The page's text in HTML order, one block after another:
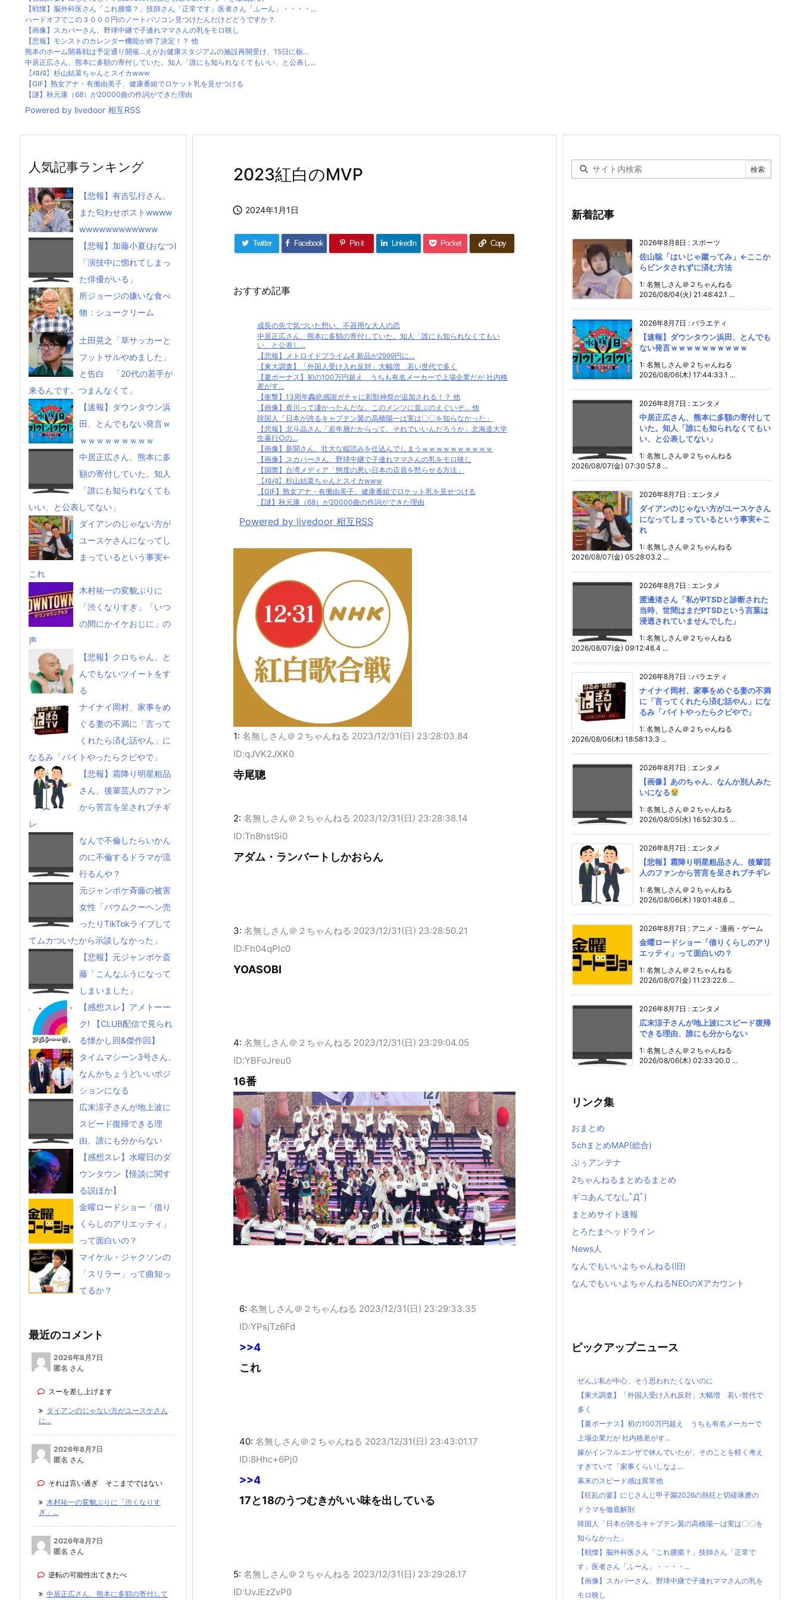
【戦慄】脳外科医さん「これ腫瘍？」技師さん「正常です」医者さん「ふーん」・・・・...
ハードオフでこの３０００円のノートパソコン見つけたんだけどどうですか？
【画像】スカパーさん、野球中継で子連れママさんの乳をモロ映し
【悲報】モンストのカレンダー機能が終了決定！？ 他
熊本のホーム開幕戦は予定通り開催…えがお健康スタジアムの施設再開受け、15日に栃...
中居正広さん、熊本に多額の寄付していた。知人「誰にも知られなくてもいい、と公表し...
【ﾒﾛﾒﾛ】杉山結菜ちゃんとスイカwww
【GIF】熟女アナ・有働由美子、健康番組でロケット乳を見せつける
【謎】秋元康（68）が20000曲の作詞ができた理由
Powered by livedoor 相互RSS
2023紅白のMVP
 2024年1月1日
Twitter Facebook Pin it LinkedIn Pocket Copy
おすすめ記事
成長の先で気づいた想い、不器用な大人の恋
中居正広さん、熊本に多額の寄付していた。知人「誰にも知られなくてもい
い、と公表し...
【悲報】メトロイドプライム4 新品が2999円に…
【東大調査】「外国人受け入れ反対」大幅増 若い世代で多く
【夏ボーナス】初の100万円超え うちも有名メーカーで上場企業だが 社内格
差がす...
【衝撃】13周年轟絶感謝ガチャに彩獣神祭が追加される！？ 他
【画像】香川って凄かったんだな。このメンツに並ぶのえぐいぞ… 他
韓国人「日本が誇るキャプテン翼の高橋陽一は実は〇〇を知らなかった」
【悲報】北斗晶さん「若年層だからって、それでいいんだろうか」北海道大学
生暴行○の...
【画像】新聞さん、壮大な縦読みを仕込んでしまうｗｗｗｗｗｗｗｗｗｗ
【画像】スカパーさん、野球中継で子連れママさんの乳をモロ映し
【国際】台湾メディア「態度の悪い日本の店員を黙らせる方法」
【ﾒﾛﾒﾛ】杉山結菜ちゃんとスイカwww
【GIF】熟女アナ・有働由美子、健康番組でロケット乳を見せつける
【謎】秋元康（68）が20000曲の作詞ができた理由
Powered by livedoor 相互RSS
1: 名無しさん＠２ちゃんねる 2023/12/31(日) 23:28:03.84
ID:qJVK2JXK0
寺尾聰
2: 名無しさん＠２ちゃんねる 2023/12/31(日) 23:28:38.14
ID:Tn8hstSi0
アダム・ランバートしかおらん
3: 名無しさん＠２ちゃんねる 2023/12/31(日) 23:28:50.21
ID:Fh04qPlc0
YOASOBI
4: 名無しさん＠２ちゃんねる 2023/12/31(日) 23:29:04.05
ID:YBFoJreu0
16番
6: 名無しさん＠２ちゃんねる 2023/12/31(日) 23:29:33.35
ID:YPsjTz6Fd
>>4
これ
40: 名無しさん＠２ちゃんねる 2023/12/31(日) 23:43:01.17
ID:8Hhc+6Pj0
>>4
17と18のうつむきがいい味を出している
5: 名無しさん＠２ちゃんねる 2023/12/31(日) 23:29:28.17
ID:UvJEzZvP0
人気記事ランキング
【悲報】有吉弘行さん、
また匂わせポストwwww
wwwwwwwwwwww
【悲報】加藤小夏(おなつ)
「演技中に惚れてしまっ
た俳優がいる」
所ジョージの嫌いな食べ
物：シュークリーム
土田晃之「草サッカーと
フットサルやめました」
と告白 「20代の若手が
来るんです。つまんなくて」
【速報】ダウンタウン浜
田、とんでもない発言ｗ
ｗｗｗｗｗｗｗｗｗ
中居正広さん、熊本に多
額の寄付していた。知人
「誰にも知られなくても
いい、と公表してない」
ダイアンのじゃない方が
ユースケさんになってし
まっているという事実←
これ
木村祐一の変貌ぶりに
「渋くなりすぎ」「いつ
の間にかイケおじに」の
声
【悲報】クロちゃん、と
んでもないツイートをす
る
ナイナイ岡村、家事をめ
ぐる妻の不満に「言って
くれたら済む話やん」に
なるみ「バイトやったらクビやで」
【悲報】霜降り明星粗品
さん、後輩芸人のファン
から苦言を呈されブチギ
レ
なんで不倫したらいかん
のに不倫するドラマが流
行るんや？
元ジャンポケ斉藤の被害
女性「バウムクーヘン売
ったりTikTokライブして
てムカついたから示談しなかった」
【悲報】元ジャンポケ斎
藤「こんなふうになって
しまいました」
【感想スレ】アメトーー
ク! 【CLUB配信で見られ
る懐かし回&傑作回】
タイムマシーン3号さん、
なんかちょうどいいポジ
ションになる
広末涼子さんが地上波に
スピード復帰できる理
由、誰にも分からない
【感想スレ】水曜日のダ
ウンタウン【怪談に関す
る説ほか】
金曜ロードショー「借り
くらしのアリエッティ」
って面白いの？
マイケル・ジャクソンの
「スリラー」って曲知っ
てるか？
最近のコメント
2026年8月7日
匿名 さん
スーを差し上げます
ダイアンのじゃない方がユースケさん
に...
2026年8月7日
匿名 さん
それは言い過ぎ そこまでではない
木村祐一の変貌ぶりに「渋くなりす
ぎ」...
2026年8月7日
匿名 さん
逆転の可能性出てきたべ
中居正広さん、熊本に多額の寄付して
新着記事
2026年8月8日 : スポーツ
佐山聡「はいじゃ蹴ってみ」←ここか
らビンタされずに済む方法
1: 名無しさん＠２ちゃんねる
2026/08/04(火) 21:48:42.1 ...
2026年8月7日 : バラエティ
【速報】ダウンタウン浜田、とんでも
ない発言ｗｗｗｗｗｗｗｗｗｗ
1: 名無しさん＠２ちゃんねる
2026/08/06(木) 17:44:33.1 ...
2026年8月7日 : エンタメ
中居正広さん、熊本に多額の寄付して
いた。知人「誰にも知られなくてもい
い、と公表してない」
1: 名無しさん＠２ちゃんねる
2026/08/07(金) 07:30:57.8 ...
2026年8月7日 : エンタメ
ダイアンのじゃない方がユースケさん
になってしまっているという事実←こ
れ
1: 名無しさん＠２ちゃんねる
2026/08/07(金) 05:28:03.2 ...
2026年8月7日 : エンタメ
渡邊渚さん「私がPTSDと診断された
当時、世間はまだPTSDという言葉は
浸透されていませんでした」
1: 名無しさん＠２ちゃんねる
2026/08/07(金) 09:12:48.4 ...
2026年8月7日 : バラエティ
ナイナイ岡村、家事をめぐる妻の不満
に「言ってくれたら済む話やん」にな
るみ「バイトやったらクビやで」
1: 名無しさん＠２ちゃんねる
2026/08/06(木) 18:58:13.3 ...
2026年8月7日 : エンタメ
【画像】あのちゃん、なんか別人みた
いになる
1: 名無しさん＠２ちゃんねる
2026/08/05(水) 16:52:30.5 ...
2026年8月7日 : エンタメ
【悲報】霜降り明星粗品さん、後輩芸
人のファンから苦言を呈されブチギレ
1: 名無しさん＠２ちゃんねる
2026/08/06(木) 19:01:48.6 ...
2026年8月7日 : アニメ・漫画・ゲーム
金曜ロードショー「借りくらしのアリ
エッティ」って面白いの？
1: 名無しさん＠２ちゃんねる
2026/08/07(金) 11:23:22.6 ...
2026年8月7日 : エンタメ
広末涼子さんが地上波にスピード復帰
できる理由、誰にも分からない
1: 名無しさん＠２ちゃんねる
2026/08/06(木) 02:33:20.0 ...
リンク集
おまとめ
5chまとめMAP(総合)
ぷぅアンテナ
2ちゃんねるまとめるまとめ
ギコあんてな(,,ﾟДﾟ)
まとめサイト速報
とろたまヘッドライン
News人
なんでもいいよちゃんねる(旧)
なんでもいいよちゃんねるNEOのXアカウント
ピックアップニュース
ぜんぶ私が中心、そう思われたくないのに
【東大調査】「外国人受け入れ反対」大幅増 若い世代で
多く
【夏ボーナス】初の100万円超え うちも有名メーカーで
上場企業だが 社内格差がす...
嫁がインフルエンザで休んでいたが、そのことを軽く考え
すぎていて「家事くらいしなよ...
幕末のスピード感は異常他
【狂乱の宴】にじさんじ甲子園2026の熱狂と切磋琢磨の
ドラマを徹底解剖
韓国人「日本が誇るキャプテン翼の高橋陽一は実は〇〇を
知らなかった」
【戦慄】脳外科医さん「これ腫瘍？」技師さん「正常で
す」医者さん「ふーん」・・・・...
【画像】スカパーさん、野球中継で子連れママさんの乳を
モロ映し